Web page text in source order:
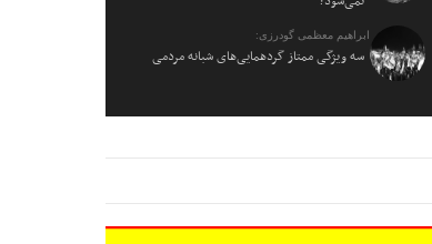
ابراهیم معظمی گودرزی:
سه ویژگی ممتاز گردهمایی‌های شبانه مردمی